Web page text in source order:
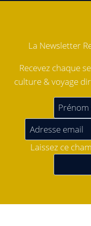
La Newsletter
Recevez chaque
culture & voyage
Laissez ce